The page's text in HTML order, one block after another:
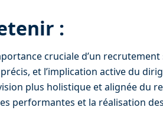
:
cruciale d’un
et l’implication active du
plus holistique et alignée du
performantes et la réalisation